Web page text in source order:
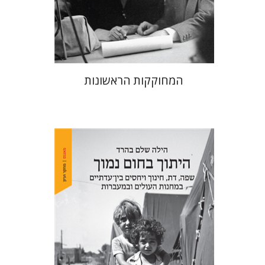
הנחת אתר ספר מודפס
$42
$38
המחוקקות הראשונות
הילה שלם בהרד